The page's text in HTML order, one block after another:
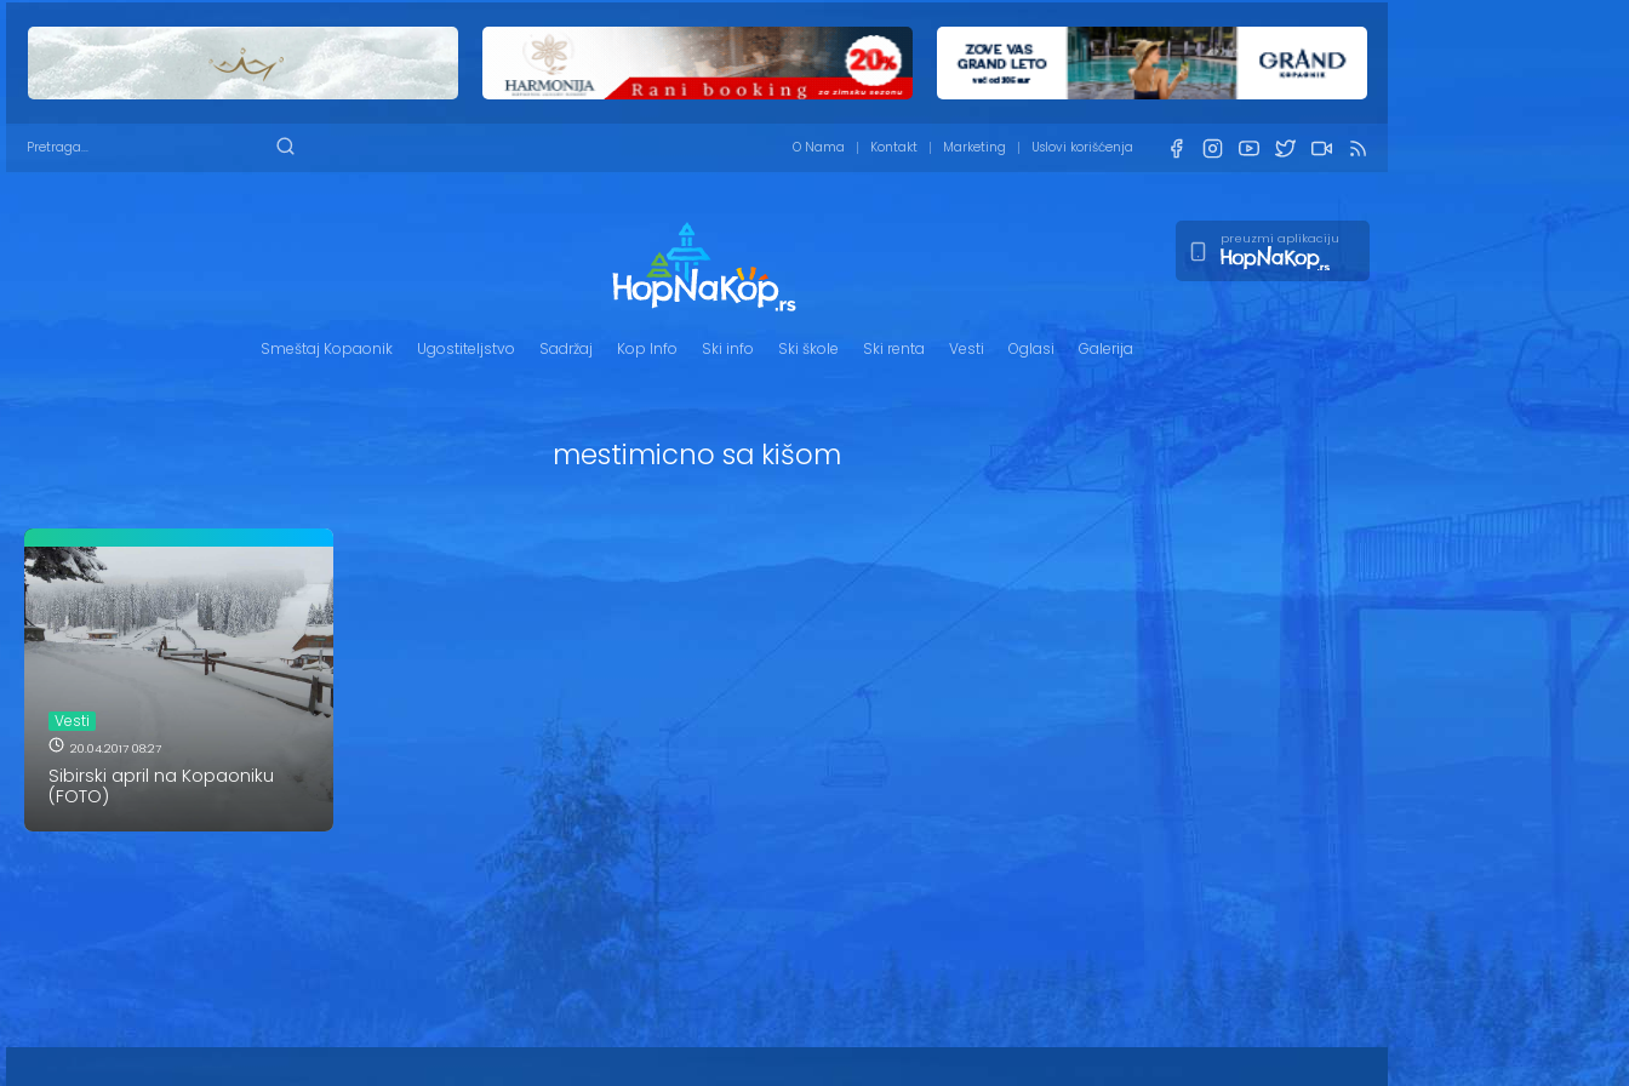
O Nama Kontakt Marketing Uslovi korišćenja
preuzmi aplikaciju
Smeštaj Kopaonik Ugostiteljstvo Sadržaj Kop Info Ski info Ski škole Ski renta Vesti Oglasi Galerija
mestimicno sa kišom
Vesti
20.04.2017 08:27
Sibirski april na Kopaoniku
(FOTO)